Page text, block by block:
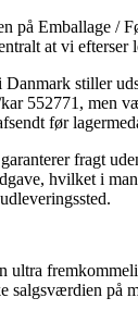
på Emballage /
at vi
Danmark stiller
552771, men
før
fragt
hvilket i
ultra
salgsværdien på